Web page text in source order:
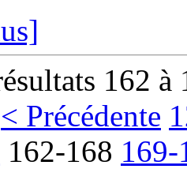
162 à
< Précédente
162-168 169-